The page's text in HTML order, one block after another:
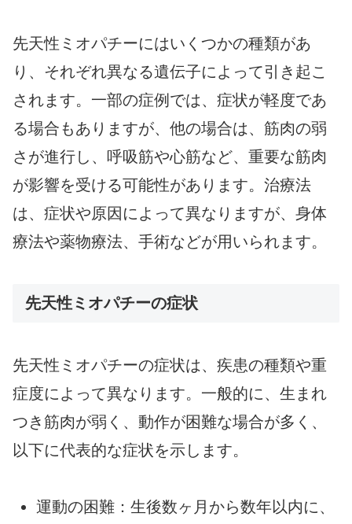
先天性ミオパチーにはいくつかの種類があ
り、それぞれ異なる遺伝子によって引き起こ
されます。一部の症例では、症状が軽度であ
る場合もありますが、他の場合は、筋肉の弱
さが進行し、呼吸筋や心筋など、重要な筋肉
が影響を受ける可能性があります。治療法
は、症状や原因によって異なりますが、身体
療法や薬物療法、手術などが用いられます。
先天性ミオパチーの症状
先天性ミオパチーの症状は、疾患の種類や重
症度によって異なります。一般的に、生まれ
つき筋肉が弱く、動作が困難な場合が多く、
以下に代表的な症状を示します。
運動の困難：生後数ヶ月から数年以内に、